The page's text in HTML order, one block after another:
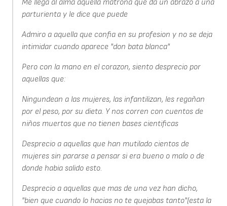
Me llega al alma aquella matrona que da un abrazo a una
parturienta y le dice que puede
Admiro a aquella que confia en su profesion y no se deja
intimidar cuando aparece "don bata blanca"
Pero con la mano en el corazon, siento desprecio por
aquellas que:
Ningundean a las mujeres, las infantilizan, les regañan
por el peso, por su dieta. Y nos corren con cuentos de
niños muertos que no tienen bases cientificas
Desprecio a aquellas que han mutilado cientos de
mujeres sin pararse a pensar si era bueno o malo o de
donde habia salido esto.
Desprecio a aquellas que mas de una vez han dicho,
"bien que cuando lo hacias no te quejabas tanto"(esta la